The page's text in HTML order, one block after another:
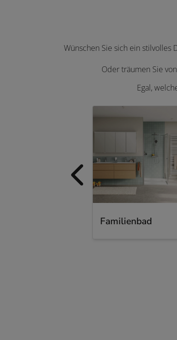
Wünschen Sie sich ein
Oder träumen Sie
Egal,
Familienbad